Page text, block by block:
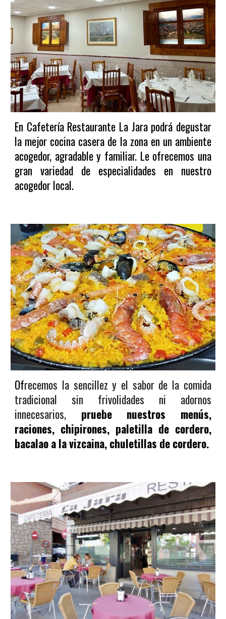
En Cafetería Restaurante La Jara podrá degustar
la mejor cocina casera de la zona en un ambiente
acogedor, agradable y familiar. Le ofrecemos una
gran variedad de especialidades en nuestro
acogedor local.
Ofrecemos la sencillez y el sabor de la comida
tradicional sin frivolidades ni adornos
innecesarios, pruebe nuestros menús,
raciones, chipirones, paletilla de cordero,
bacalao a la vizcaina, chuletillas de cordero.